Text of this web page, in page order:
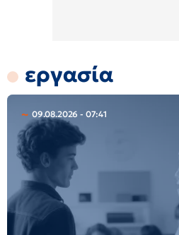
εργασία
09.08.2026 - 07:41